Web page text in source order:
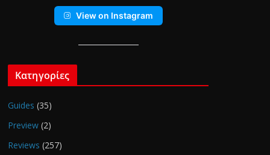
View on Instagram
Κατηγορίες
Guides (35)
Preview (2)
Reviews (257)